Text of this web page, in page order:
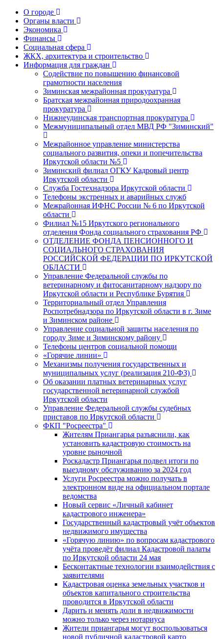
О городе
Органы власти
Экономика
Финансы
Социальная сфера
ЖКХ, архитектура и строительство
Информация для граждан
Содействие по повышению финансовой
грамотности населения
Зиминская межрайонная прокуратура
Братская межрайонная природоохранная
прокуратура
Нижнеудинская транспортная прокуратура
Межмуниципальный отдел МВД РФ "Зиминский"
Межрайонное управление министерства
социального развития, опеки и попечительства
Иркутской области №5
Зиминский филиал ОГКУ Кадровый центр
Иркутской области
Служба Гостехнадзора Иркутской области
Телефоны экстренных и аварийных служб
Межрайонная ИФНС России № 6 по Иркутской
области
Филиал №15 Иркутского регионального
отделения Фонда социального страхования РФ
ОТДЕЛЕНИЕ ФОНДА ПЕНСИОННОГО И
СОЦИАЛЬНОГО СТРАХОВАНИЯ
РОССИЙСКОЙ ФЕДЕРАЦИИ ПО ИРКУТСКОЙ
ОБЛАСТИ
Управление Федеральной службы по
ветеринарному и фитосанитарному надзору по
Иркутской области и Республике Бурятия
Территориальный отдел Управления
Роспотребнадзора по Иркутской области в г. Зиме
и Зиминском районе
Управление социальной защиты населения по
городу Зиме и Зиминскому району
Телефоны центров социальной помощи
«Горячие линии»
Механизмы получения государственных и
муниципальных услуг (реализация 210-ФЗ)
Об оказании платных ветеринарных услуг
государственной ветеринарной службой
Иркутской области
Управление Федеральной службы судебных
приставов по Иркутской области
ФКП "Росреестра"
Жителям Приангарья разъяснили, как
установить кадастровую стоимость на
уровне рыночной
Роскадастр Приангарья подвел итоги по
выездному обслуживанию за 2024 год
Услуги Росреестра можно получать в
электронном виде на официальном портале
ведомства
Новый сервис «Личный кабинет
кадастрового инженера»
Государственный кадастровый учёт объектов
недвижимого имущества
«Горячую линию» по вопросам кадастрового
учёта проведёт филиал Кадастровой палаты
по Иркутской области 24 мая
Бесконтактные технологии взаимодействия с
заявителями
Кадастровая оценка земельных участков и
объектов капитального строительства
проводится в Иркутской области
Дарить и менять доли в недвижимости
можно только через нотариуса
Жители приангарья могут воспользоваться
новой публичной кадастровой карто